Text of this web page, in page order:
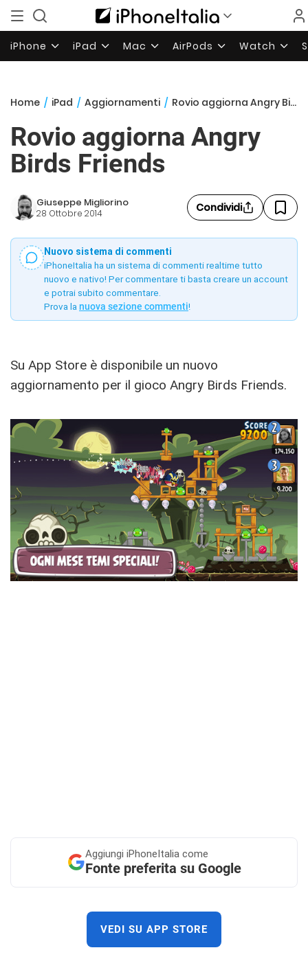
iPhone iPad Mac AirPods Watch
Home / iPad / Aggiornamenti / Rovio aggiorna Angry Birds Friends
Rovio aggiorna Angry
Birds Friends
Giuseppe Migliorino
28 Ottobre 2014 Condividi
Nuovo sistema di commenti
iPhoneItalia ha un sistema di commenti realtime tutto
nuovo e nativo! Per commentare ti basta creare un account
e potrai subito commentare.
Prova la nuova sezione commenti!
Su App Store è disponibile un nuovo
aggiornamento per il gioco Angry Birds Friends.
Aggiungi iPhoneItalia come
Fonte preferita su Google
VEDI SU APP STORE